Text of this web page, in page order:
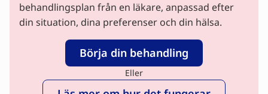
behandlingsplan från en läkare, anpassad efter
din situation, dina preferenser och din hälsa.
Börja din behandling
Eller